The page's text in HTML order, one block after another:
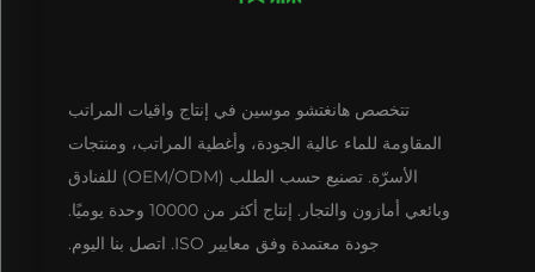
تتخصص هانغتشو موسين في إنتاج واقيات المراتب
المقاومة للماء عالية الجودة، وأغطية المراتب، ومنتجات
الأسرّة. تصنيع حسب الطلب (OEM/ODM) للفنادق
وبائعي أمازون والتجار. إنتاج أكثر من 10000 وحدة يوميًا.
جودة معتمدة وفق معايير ISO. اتصل بنا اليوم.